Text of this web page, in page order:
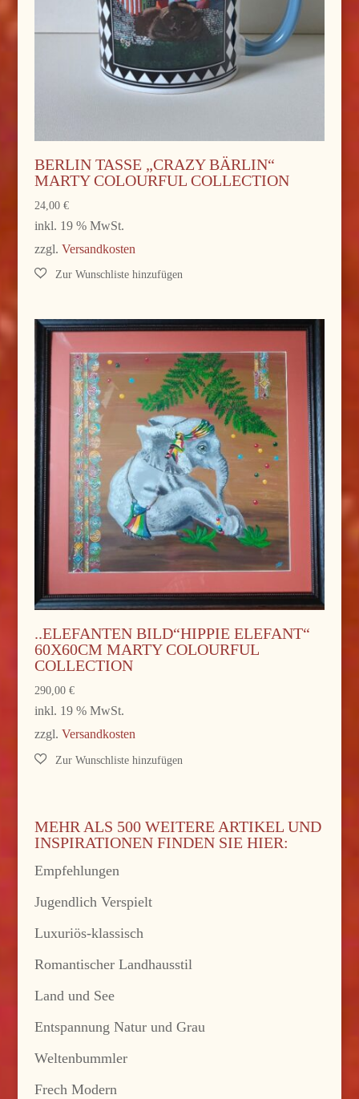
BERLIN TASSE „CRAZY BÄRLIN“
MARTY COLOURFUL COLLECTION
24,00 €
inkl. 19 % MwSt.
zzgl. Versandkosten
..ELEFANTEN BILD“HIPPIE ELEFANT“
60X60CM MARTY COLOURFUL
COLLECTION
290,00 €
inkl. 19 % MwSt.
zzgl. Versandkosten
MEHR ALS 500 WEITERE ARTIKEL UND
INSPIRATIONEN FINDEN SIE HIER:
Empfehlungen
Jugendlich Verspielt
Luxuriös-klassisch
Romantischer Landhausstil
Land und See
Entspannung Natur und Grau
Weltenbummler
Frech Modern